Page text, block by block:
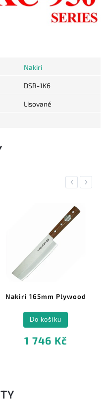
Nakiri
DSR-1K6
Lisované
Previous
Nakiri 165mm Plywood
1 746 Kč
Do košíku
Next